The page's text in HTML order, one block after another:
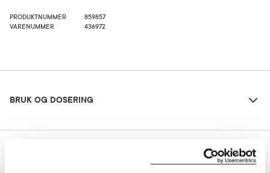
PRODUKTNUMMER
859857
VARENUMMER
436972
BRUK OG DOSERING
1 tablett 1-2 timer før avreise Maksimalt 3 doser pr. døgn